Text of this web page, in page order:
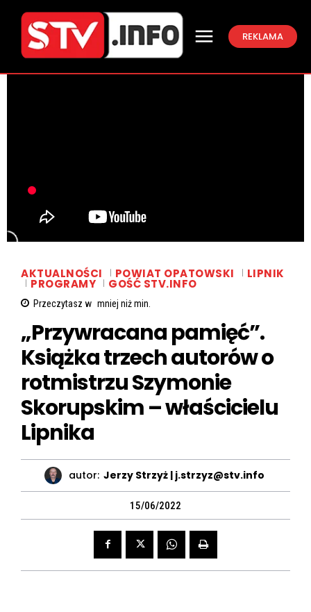
REKLAMA
AKTUALNOŚCI POWIAT OPATOWSKI LIPNIK
PROGRAMY GOŚĆ STV.INFO
Przeczytasz w mniej niżmin.
„Przywracana pamięć”.
Książka trzech autorów o
rotmistrzu Szymonie
Skorupskim – właścicielu
Lipnika
autor: Jerzy Strzyż | j.strzyz@stv.info
15/06/2022